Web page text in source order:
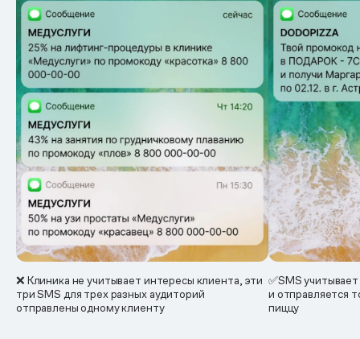
❌ Клиника не учитывает интересы клиента, эти
три SMS для трех разных аудиторий
отправлены одному клиенту
✅SMS
и отправляется
пиццу